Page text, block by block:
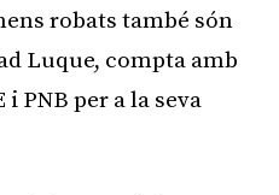
robats també són
Luque, compta amb
i PNB per a la seva